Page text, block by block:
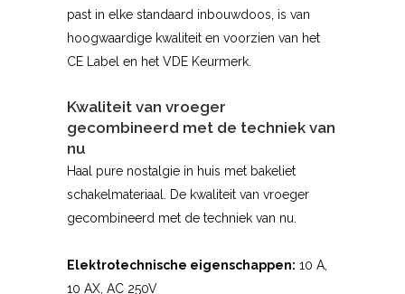
past in elke standaard inbouwdoos, is van
hoogwaardige kwaliteit en voorzien van het
CE Label en het VDE Keurmerk.
Kwaliteit van vroeger
gecombineerd met de techniek van
nu
Haal pure nostalgie in huis met bakeliet
schakelmateriaal. De kwaliteit van vroeger
gecombineerd met de techniek van nu.
Elektrotechnische eigenschappen: 10 A,
10 AX, AC 250V